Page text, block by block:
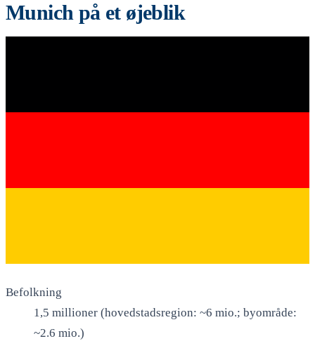
Munich på et øjeblik
Befolkning
1,5 millioner (hovedstadsregion: ~6 mio.; byområde:
~2.6 mio.)